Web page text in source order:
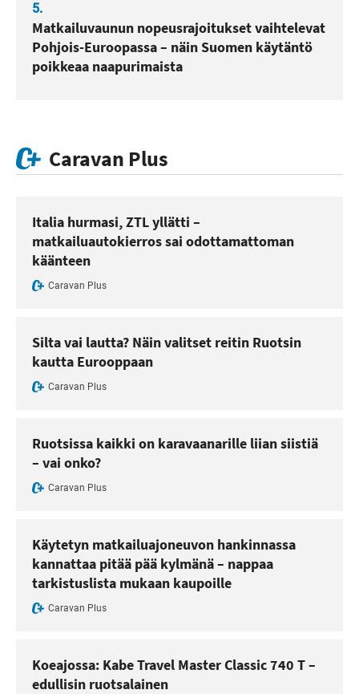
5.
Matkailuvaunun nopeusrajoitukset vaihtelevat
Pohjois-Euroopassa – näin Suomen käytäntö
poikkeaa naapurimaista
Caravan Plus
Italia hurmasi, ZTL yllätti –
matkailuautokierros sai odottamattoman
käänteen
Caravan Plus
Silta vai lautta? Näin valitset reitin Ruotsin
kautta Eurooppaan
Caravan Plus
Ruotsissa kaikki on karavaanarille liian siistiä
– vai onko?
Caravan Plus
Käytetyn matkailuajoneuvon hankinnassa
kannattaa pitää pää kylmänä – nappaa
tarkistuslista mukaan kaupoille
Caravan Plus
Koeajossa: Kabe Travel Master Classic 740 T –
edullisin ruotsalainen